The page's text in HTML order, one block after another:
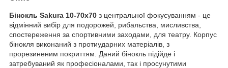
Бінокль Sakura 10-70x70 з центральної фокусуванням - це
відмінний вибір для подорожей, рибальства, мисливства,
спостереження за спортивними заходами, для театру. Корпус
бінокля виконаний з протиударних матеріалів, з
прорезиненим покриттям. Даний бінокль підійде і
затребуваний як професіоналами, так і просунутими